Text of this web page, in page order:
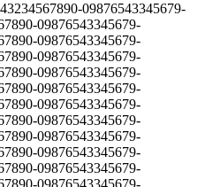
09876543345679-
09876543345679-
09876543345679-
09876543345679-
09876543345679-
09876543345679-
09876543345679-
09876543345679-
09876543345679-
09876543345679-
09876543345679-